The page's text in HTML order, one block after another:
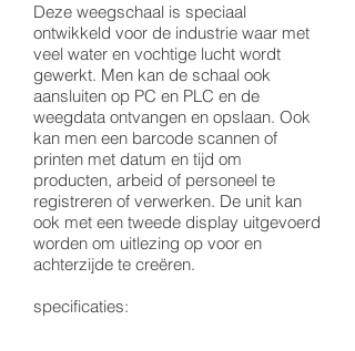
Deze weegschaal is speciaal
ontwikkeld voor de industrie waar met
veel water en vochtige lucht wordt
gewerkt. Men kan de schaal ook
aansluiten op PC en PLC en de
weegdata ontvangen en opslaan. Ook
kan men een barcode scannen of
printen met datum en tijd om
producten, arbeid of personeel te
registreren of verwerken. De unit kan
ook met een tweede display uitgevoerd
worden om uitlezing op voor en
achterzijde te creëren.
specificaties: